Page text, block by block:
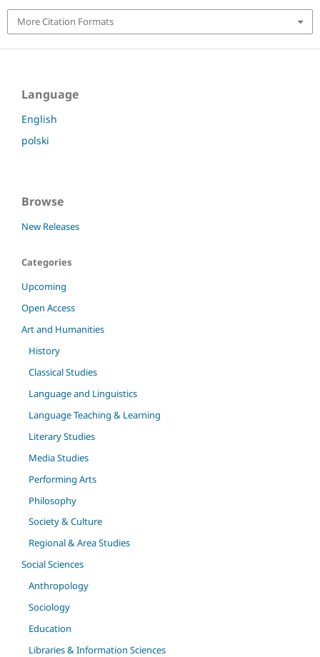
More Citation Formats
Language
English
polski
Browse
New Releases
Categories
Upcoming
Open Access
Art and Humanities
History
Classical Studies
Language and Linguistics
Language Teaching & Learning
Literary Studies
Media Studies
Performing Arts
Philosophy
Society & Culture
Regional & Area Studies
Social Sciences
Anthropology
Sociology
Education
Libraries & Information Sciences